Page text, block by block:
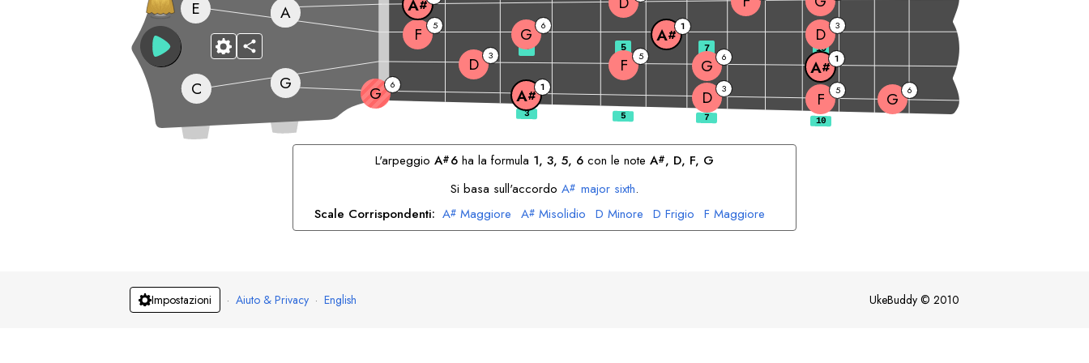
G G 6
A# 1 D 3 F 5 G 6
C
D 3 F 5 G 6
A# 1
E
F
5 G 6 A# 1 D 3
A A#
3 5 7 10
L'arpeggio A#6 ha la formula 1, 3, 5, 6 con le noteA#, D, F, G
Si basa sull'accordoA# major sixth.
Scale Corrispondenti: A# Maggiore A# Misolidio D Minore D Frigio F Maggiore
F Dorica G Minore G Dorica
Impostazioni · Aiuto & Privacy · English UkeBuddy © 2010